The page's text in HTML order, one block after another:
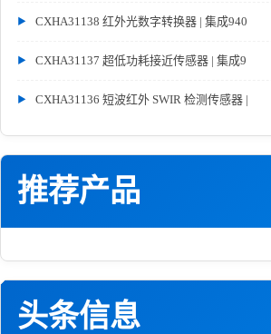
CXHA31138 红外光数字转换器 | 集成940
CXHA31137 超低功耗接近传感器 | 集成9
CXHA31136 短波红外 SWIR 检测传感器 |
推荐产品
头条信息